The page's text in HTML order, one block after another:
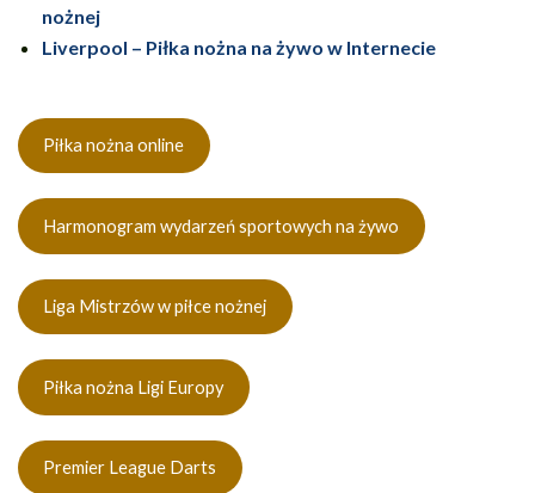
nożnej
Liverpool – Piłka nożna na żywo w Internecie
Piłka nożna online
Harmonogram wydarzeń sportowych na żywo
Liga Mistrzów w piłce nożnej
Piłka nożna Ligi Europy
Premier League Darts